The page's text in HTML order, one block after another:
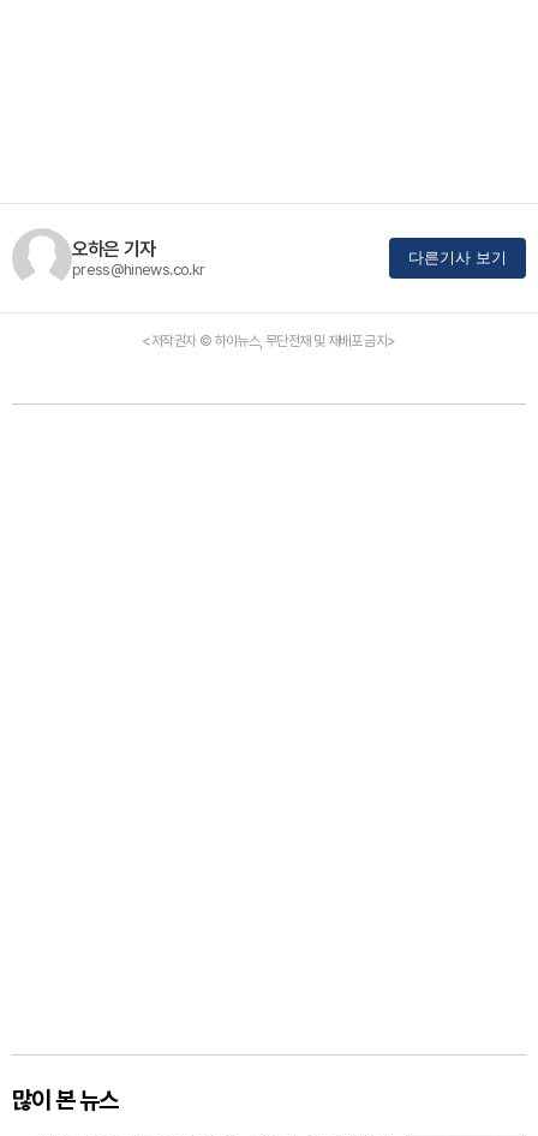
오하은 기자
press@hinews.co.kr
다른기사 보기
<저작권자 © 하이뉴스, 무단전재 및 재배포 금지>
많이 본 뉴스